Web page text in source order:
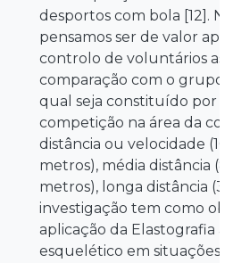
desportos com bola [12].
pensamos ser de valor
controlo de voluntários
comparação com o grupo
qual seja constituído por
competição na área da
distância ou velocidade
metros), média distância
metros), longa distância
investigação tem como
aplicação da Elastografia
esquelético em situações